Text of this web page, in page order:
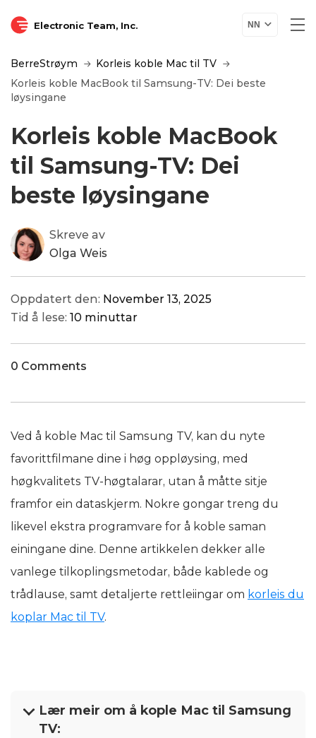
Electronic Team, Inc. NN
BerreStrøym
Korleis koble Mac til TV
Korleis koble MacBook til Samsung-TV: Dei beste
løysingane
Korleis koble MacBook
til Samsung-TV: Dei
beste løysingane
Skreve av
Olga Weis
Oppdatert den: November 13, 2025
Tid å lese: 10 minuttar
0 Comments
Ved å koble Mac til Samsung TV, kan du nyte
favorittfilmane dine i høg oppløysing, med
høgkvalitets TV-høgtalarar, utan å måtte sitje
framfor ein dataskjerm. Nokre gongar treng du
likevel ekstra programvare for å koble saman
einingane dine. Denne artikkelen dekker alle
vanlege tilkoplingsmetodar, både kablede og
trådlause, samt detaljerte rettleiingar om korleis du
koplar Mac til TV.
Lær meir om å kople Mac til Samsung
TV: